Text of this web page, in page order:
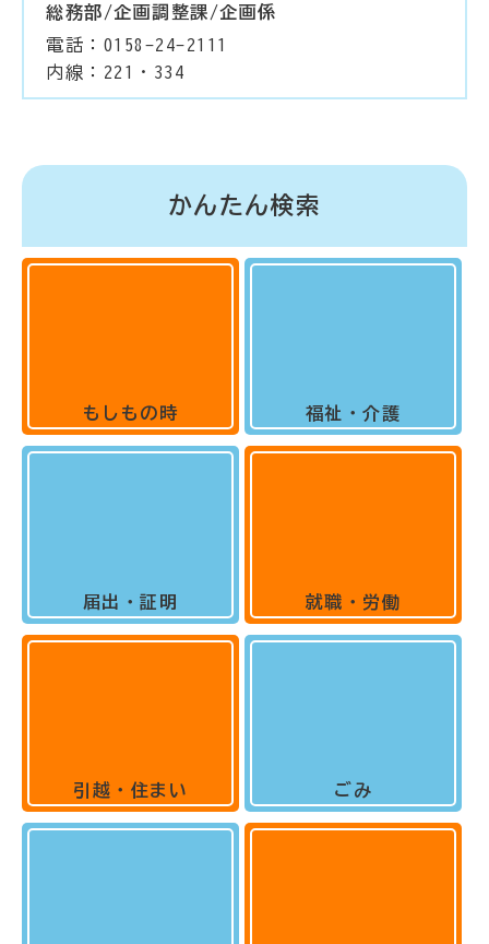
総務部/企画調整課/企画係
電話：0158-24-2111
内線：221・334
かんたん検索
もしもの時
届出・証明
引越・住まい
福祉・介護
就職・労働
ごみ